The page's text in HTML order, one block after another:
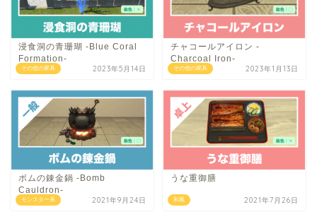
その他の家具
浸食洞の青珊瑚 -Blue Coral
Formation-
2023年5月14日 その他の家具
チャコールアイロン -
Charcoal Iron-
2023年1月13日
モンスター系
ボムの錬金鍋 -Bomb
Cauldron-
2021年9月24日 和風
うな重御膳
2021年7月26日